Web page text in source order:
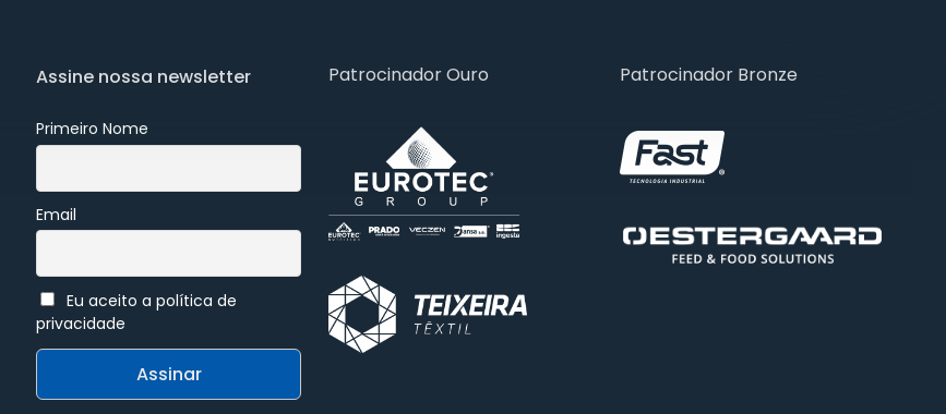
Assine nossa newsletter
Primeiro Nome
Email
Eu aceito a política de
privacidade
Patrocinador Ouro Patrocinador Bronze